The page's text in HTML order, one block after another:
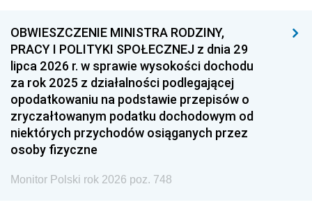
OBWIESZCZENIE MINISTRA RODZINY,
PRACY I POLITYKI SPOŁECZNEJ z dnia 29
lipca 2026 r. w sprawie wysokości dochodu
za rok 2025 z działalności podlegającej
opodatkowaniu na podstawie przepisów o
zryczałtowanym podatku dochodowym od
niektórych przychodów osiąganych przez
osoby fizyczne
Monitor Polski rok 2026 poz. 748